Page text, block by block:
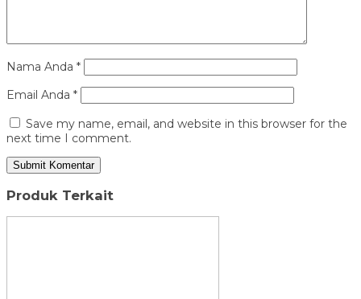
Nama Anda *
Email Anda *
Save my name, email, and website in this browser for the
next time I comment.
Produk Terkait